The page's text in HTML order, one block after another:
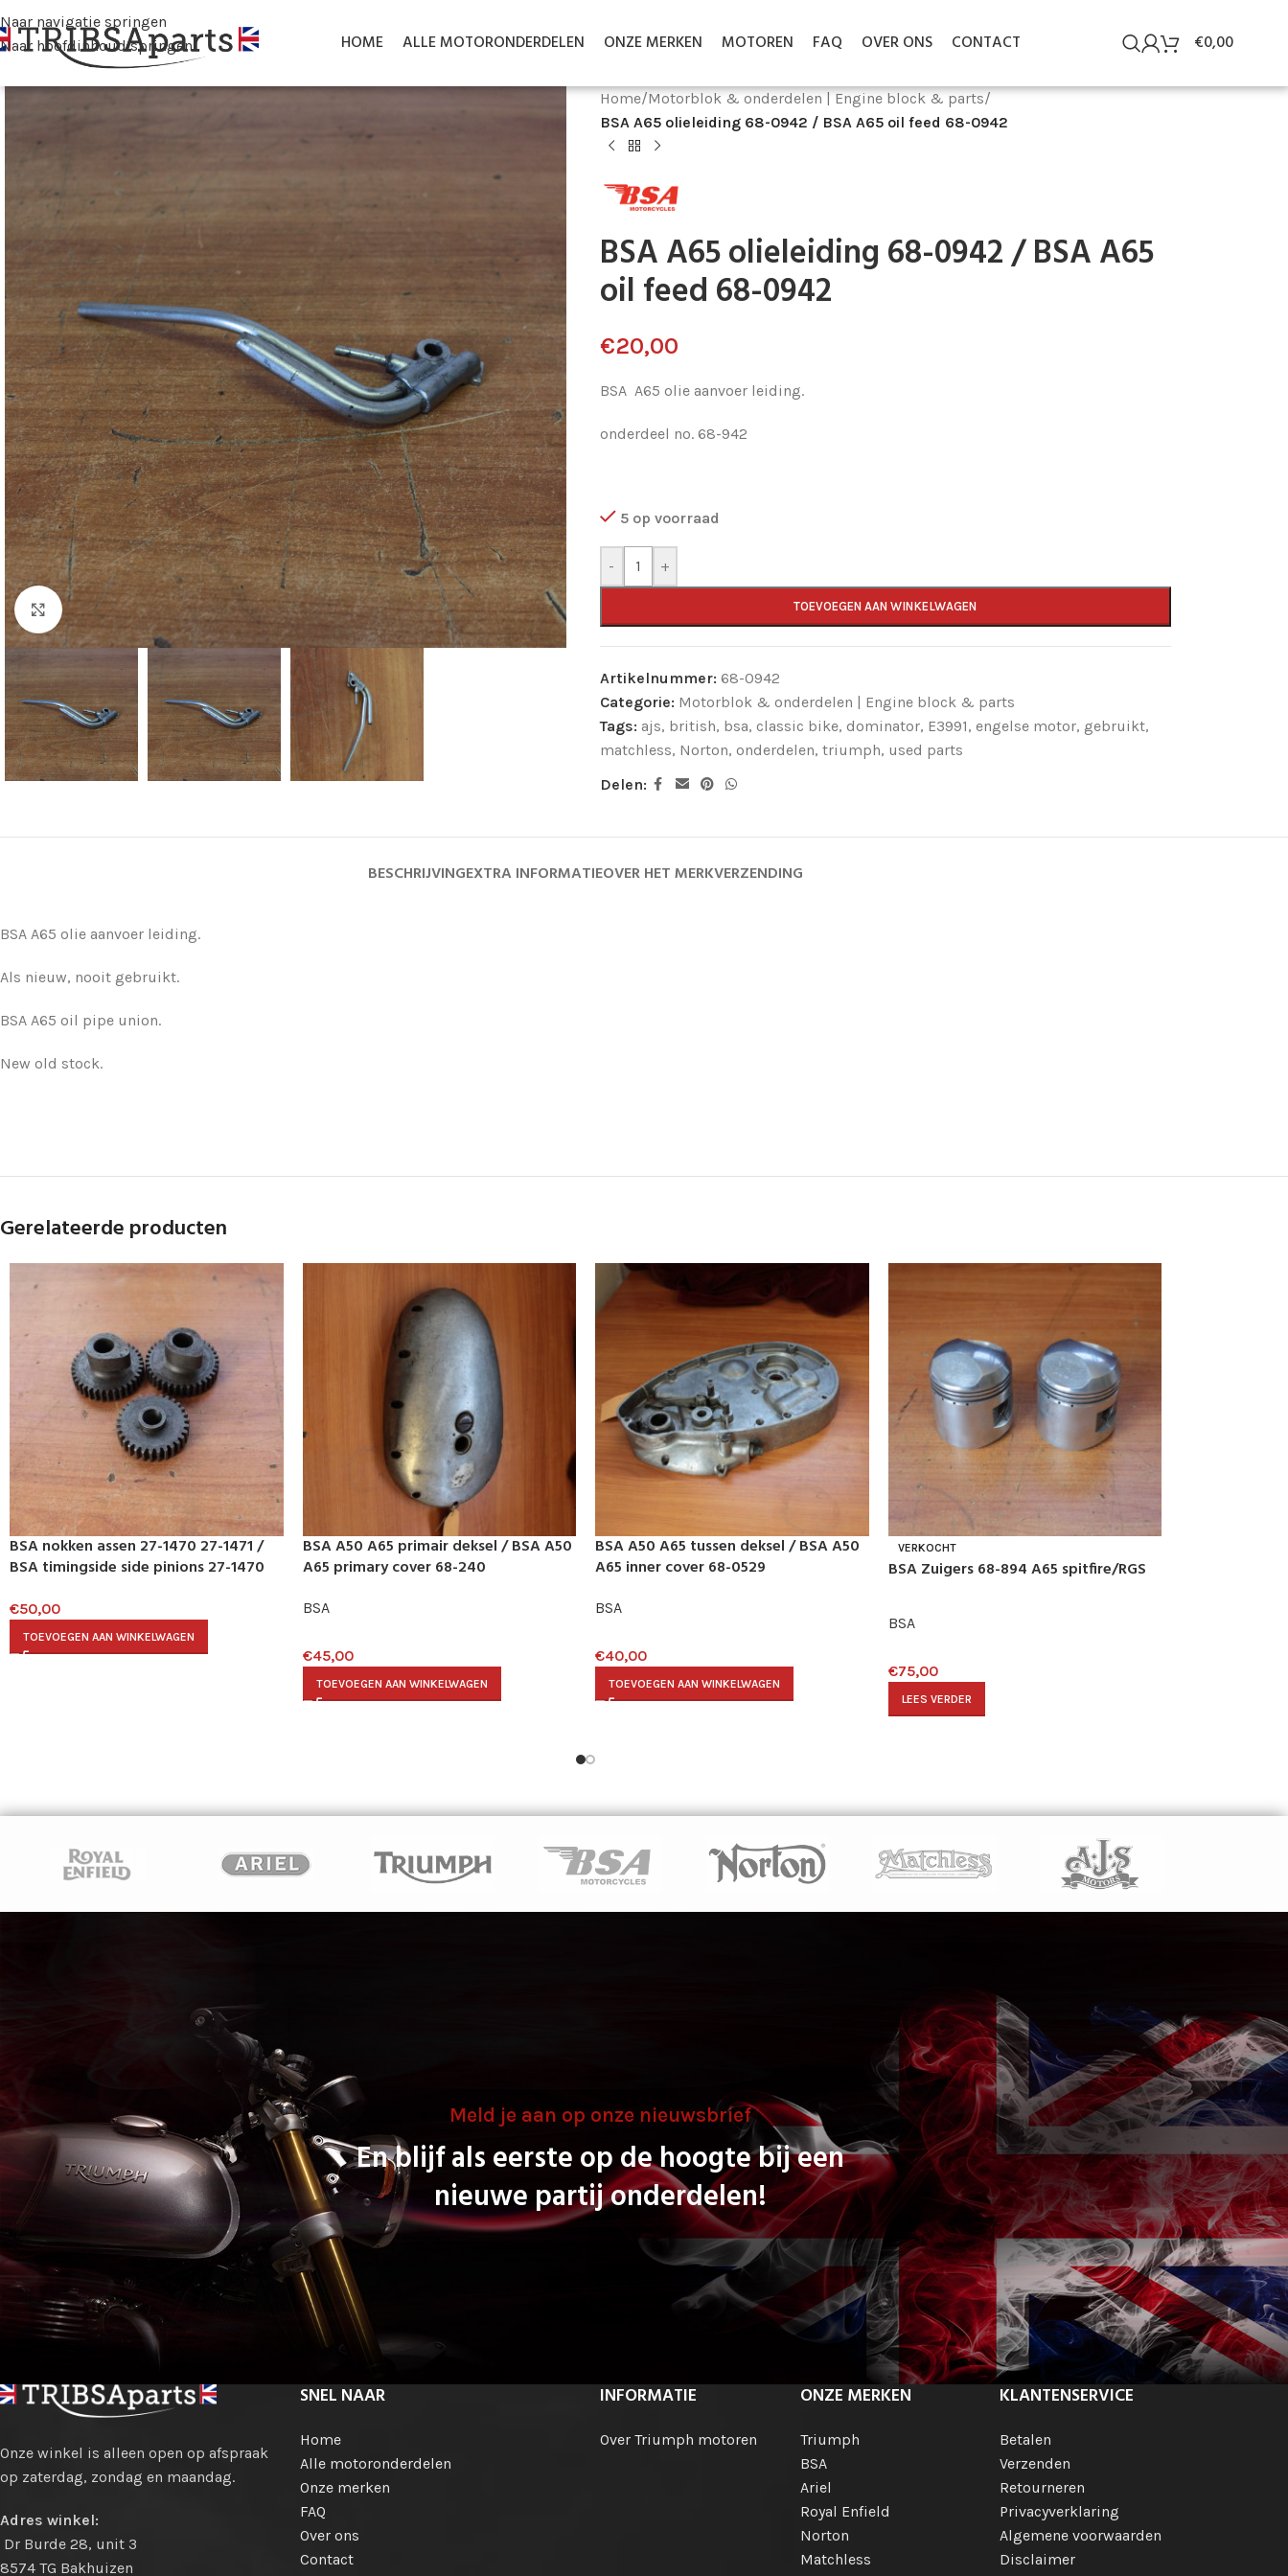
Naar navigatie springen
Naar hoofdinhoud springen
HOME ALLE MOTORONDERDELEN ONZE MERKEN MOTOREN FAQ OVER ONS CONTACT €0,00
Klik voor vergroting
Home/Motorblok & onderdelen | Engine block & parts/
BSA A65 olieleiding 68-0942 / BSA A65 oil feed 68-0942
BSA A65 olieleiding 68-0942 / BSA A65
oil feed 68-0942
€20,00
BSA A65 olie aanvoer leiding.
onderdeel no. 68-942
5 op voorraad
- +
TOEVOEGEN AAN WINKELWAGEN
Artikelnummer: 68-0942
Categorie: Motorblok & onderdelen | Engine block & parts
Tags: ajs, british, bsa, classic bike, dominator, E3991, engelse motor, gebruikt,
matchless, Norton, onderdelen, triumph, used parts
Delen:
BESCHRIJVINGEXTRA INFORMATIEOVER HET MERKVERZENDING
BSA A65 olie aanvoer leiding.
Als nieuw, nooit gebruikt.
BSA A65 oil pipe union.
New old stock.
Gerelateerde producten
BSA nokken assen 27-1470 27-1471 /
BSA timingside side pinions 27-1470
€50,00
TOEVOEGEN AAN WINKELWAGEN
BSA A50 A65 primair deksel / BSA A50
A65 primary cover 68-240
BSA
€45,00
TOEVOEGEN AAN WINKELWAGEN
BSA A50 A65 tussen deksel / BSA A50
A65 inner cover 68-0529
BSA
€40,00
TOEVOEGEN AAN WINKELWAGEN
VERKOCHT
BSA Zuigers 68-894 A65 spitfire/RGS
BSA
€75,00
LEES VERDER
Meld je aan op onze nieuwsbrief
En blijf als eerste op de hoogte bij een
nieuwe partij onderdelen!
Onze winkel is alleen open op afspraak
op zaterdag, zondag en maandag.
Adres winkel:
Dr Burde 28, unit 3
8574 TG Bakhuizen
SNEL NAAR
Home
Alle motoronderdelen
Onze merken
FAQ
Over ons
Contact
INFORMATIE
Over Triumph motoren
ONZE MERKEN
Triumph
BSA
Ariel
Royal Enfield
Norton
Matchless
KLANTENSERVICE
Betalen
Verzenden
Retourneren
Privacyverklaring
Algemene voorwaarden
Disclaimer